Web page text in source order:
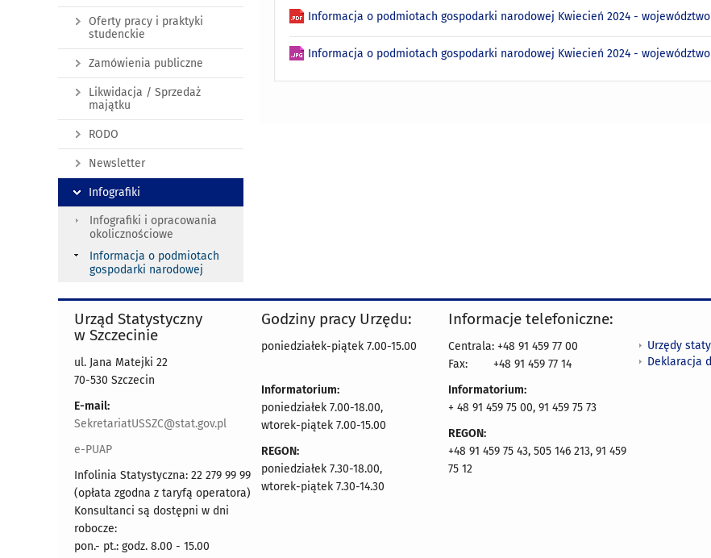
Informacja o podmiotach gospodarki narodowej Kwiecień 2024 -
Informacja o podmiotach gospodarki narodowej Kwiecień 2024 -
Oferty pracy i praktyki
studenckie
Zamówienia publiczne
Likwidacja / Sprzedaż
majątku
RODO
Newsletter
Infografiki
Infografiki i opracowania
okolicznościowe
Informacja o podmiotach
gospodarki narodowej
Urząd Statystyczny
w Szczecinie
ul. Jana Matejki 22
70-530 Szczecin
E-mail:
SekretariatUSSZC@stat.gov.pl
e-PUAP
Infolinia Statystyczna: 22 279 99 99
(opłata zgodna z taryfą operatora)
Konsultanci są dostępni w dni
robocze:
pon.- pt.: godz. 8.00 - 15.00
Godziny pracy Urzędu:
poniedziałek-piątek 7.00-15.00
Informatorium:
poniedziałek 7.00-18.00,
wtorek-piątek 7.00-15.00
REGON:
poniedziałek 7.30-18.00,
wtorek-piątek 7.30-14.30
Informacje telefoniczne:
Centrala: +48 91 459 77 00
Fax:
+48 91 459 77 14
Informatorium:
+ 48 91 459 75 00, 91 459 75 73
REGON:
+48 91 459 75 43, 505 146 213, 91 459
75 12
Urzędy
Deklaracja